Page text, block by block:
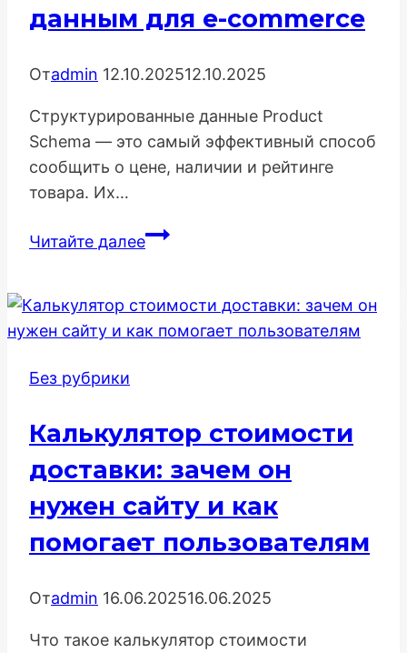
данным для e-commerce
Отadmin 12.10.202512.10.2025
Структурированные данные Product
Schema — это самый эффективный способ
сообщить о цене, наличии и рейтинге
товара. Их…
Читайте далееВнедрение
Гайд
по
e-
commerce
Без рубрики
Калькулятор стоимости
доставки: зачем он
нужен сайту и как
помогает пользователям
Отadmin 16.06.202516.06.2025
Что такое калькулятор стоимости